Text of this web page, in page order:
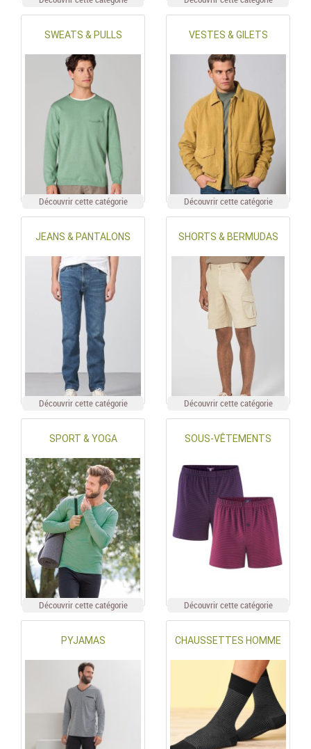
SWEATS & PULLS
Découvrir cette catégorie
VESTES & GILETS
Découvrir cette catégorie
JEANS & PANTALONS
Découvrir cette catégorie
SHORTS & BERMUDAS
Découvrir cette catégorie
SPORT & YOGA
Découvrir cette catégorie
SOUS-VÊTEMENTS
Découvrir cette catégorie
PYJAMAS CHAUSSETTES HOMME